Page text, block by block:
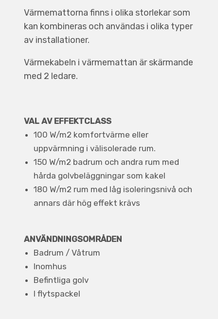
Värmemattorna finns i olika storlekar som
kan kombineras och användas i olika typer
av installationer.
Värmekabeln i värmemattan är skärmande
med 2 ledare.
VAL AV EFFEKTCLASS
100 W/m2 komfortvärme eller
uppvärmning i välisolerade rum.
150 W/m2 badrum och andra rum med
hårda golvbeläggningar som kakel
180 W/m2 rum med låg isoleringsnivå och
annars där hög effekt krävs
ANVÄNDNINGSOMRÅDEN
Badrum / Våtrum
Inomhus
Befintliga golv
I flytspackel